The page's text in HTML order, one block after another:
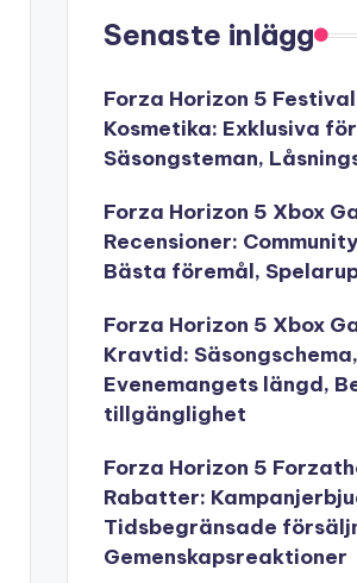
Senaste inlägg
Forza Horizon 5
Kosmetika: Exklusiva
Säsongsteman,
Forza Horizon 5 Xbox
Recensioner:
Bästa föremål,
Forza Horizon 5 Xbox
Kravtid: Säsongschema,
Evenemangets längd,
tillgänglighet
Forza Horizon 5
Rabatter:
Tidsbegränsade
Gemenskapsreaktioner